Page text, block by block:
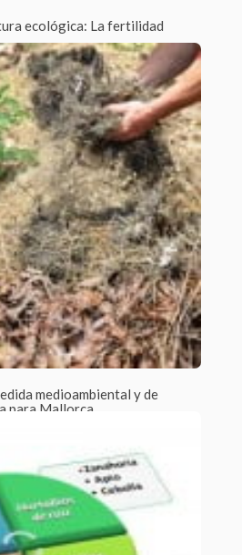
ecológica: La fertilidad
/1 Comment
ecológica, nos estamos
en...
medioambiental y de
para Mallorca
que se realiza para obtener el